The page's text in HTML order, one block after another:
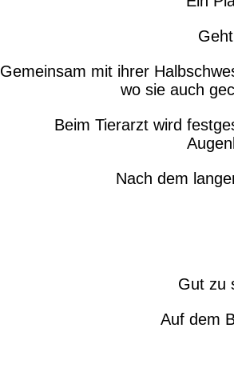
Gemeinsam mit ihrer
wo sie auch
Beim Tierarzt wird
Nach dem
Gut zu
Auf dem